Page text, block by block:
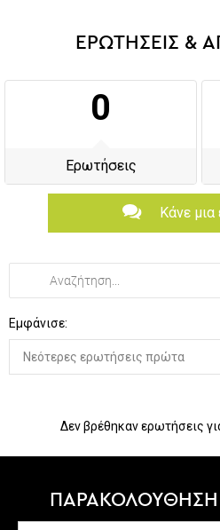
ΕΡΩΤΗΣΕΙΣ &
0
Ερωτήσεις
Κάνε
Εμφάνισε:
Δεν βρέθηκαν ερωτήσεις
ΠΑΡΑΚΟΛΟΥΘΗΣΗ